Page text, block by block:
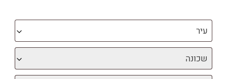
עיר
שכונה